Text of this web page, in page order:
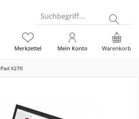
Suchbegriff...
Warenkorb
Merkzettel Mein Konto
X270